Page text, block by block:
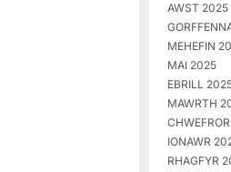
AWST 2025
MEHEFIN
MAI 2025
EBRILL
MAWRTH
IONAWR
RHAGFYR